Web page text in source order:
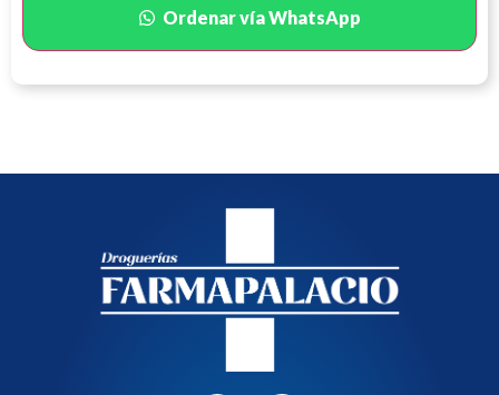
Ordenar vía WhatsApp